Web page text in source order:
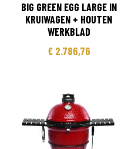
BIG GREEN EGG LARGE IN
KRUIWAGEN + HOUTEN
WERKBLAD
€2.786,76